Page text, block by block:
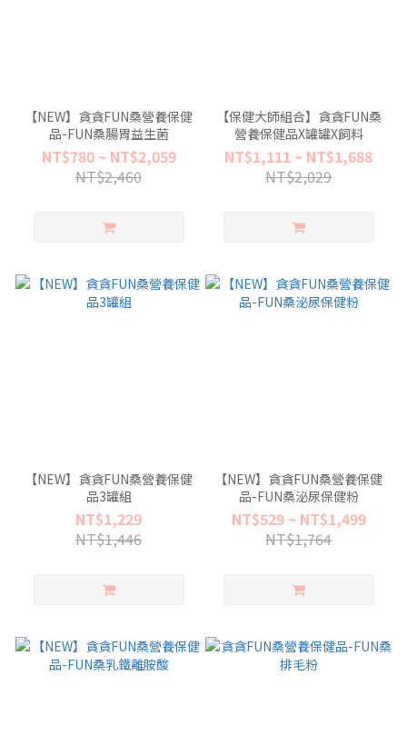
【NEW】貪貪FUN桑營養保健
品-FUN桑腸胃益生菌
NT$780 ~ NT$2,059
NT$2,460
【保健大師組合】貪貪FUN桑
營養保健品X罐罐X飼料
NT$1,111 ~ NT$1,688
NT$2,029
【NEW】貪貪FUN桑營養保健
品3罐組
NT$1,229
NT$1,446
【NEW】貪貪FUN桑營養保健
品-FUN桑泌尿保健粉
NT$529 ~ NT$1,499
NT$1,764